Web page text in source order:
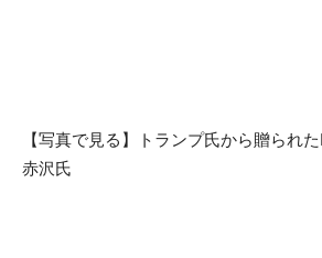
【写真で見る】トランプ氏から贈られ
赤沢氏